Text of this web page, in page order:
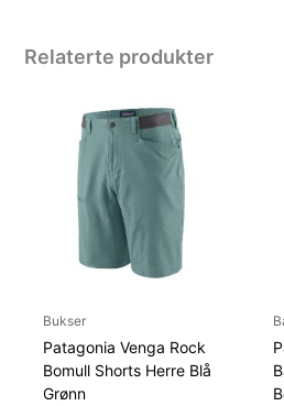
Relaterte produkter
Bukser
Patagonia Venga Rock
Bomull Shorts Herre Blå
Grønn